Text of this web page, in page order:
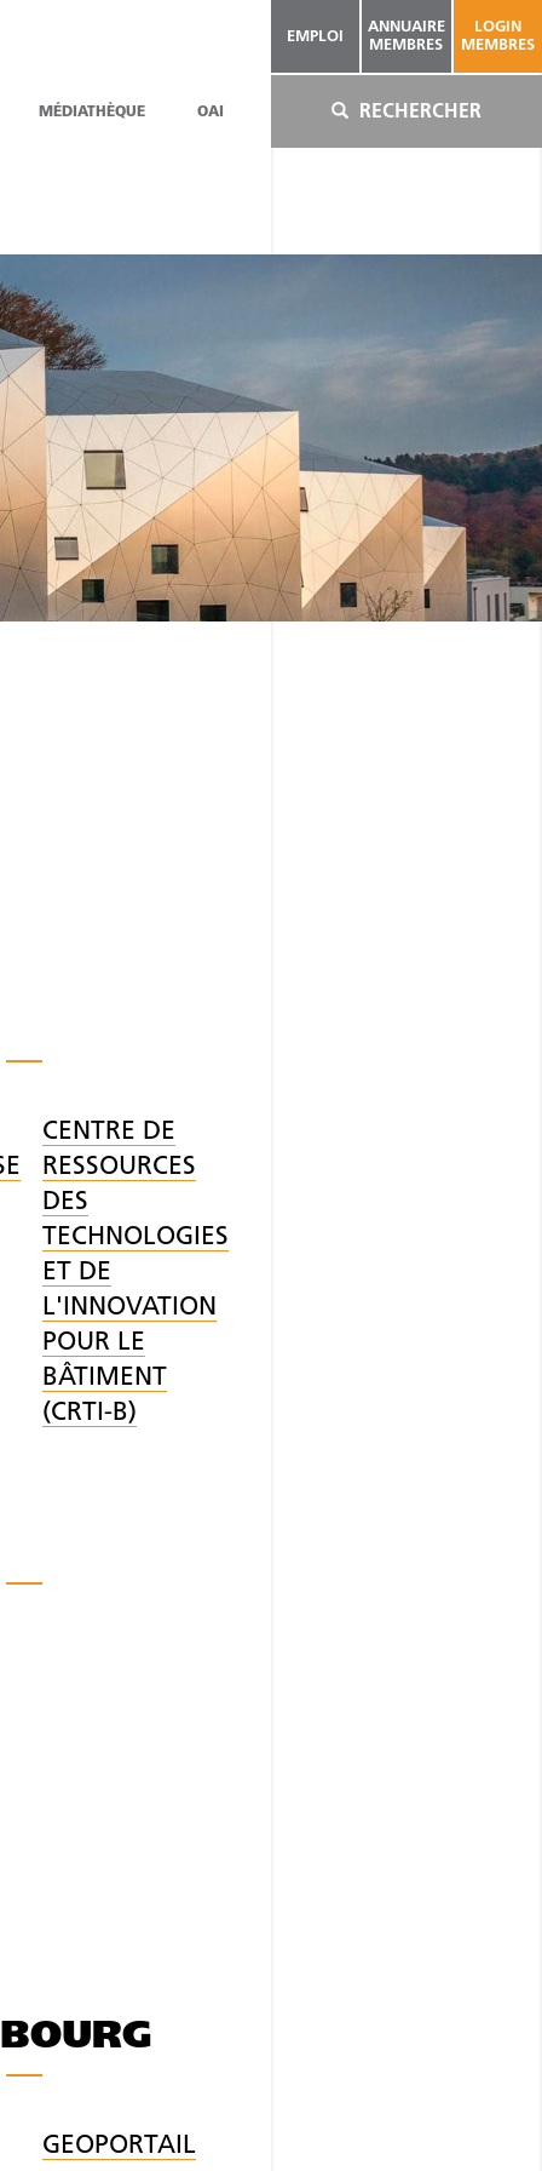
MÉDIATHÈQUE OAI
EMPLOI
ANNUAIRE
MEMBRES
LOGIN
MEMBRES
RECHERCHER
CENTRE DE
RESSOURCES
DES
TECHNOLOGIES
ET DE
L'INNOVATION
POUR LE
BÂTIMENT
(CRTI-B)
GEOPORTAIL